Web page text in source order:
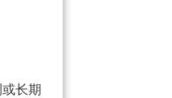
长期